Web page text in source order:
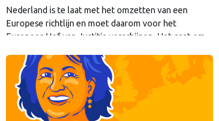
Nederland is te laat met het omzetten van een
Europese richtlijn en moet daarom voor het
Europees Hof van Justitie verschijnen. Het gaat om
belangrijke sectoren plat komen te liggen bij
verstoringen, zoals natuurrampen of aanslagen. De
Eerste en Tweede Kamer hebben inmiddels
ingestemd met de wetten (Wet Weerbaarheid …
Continued